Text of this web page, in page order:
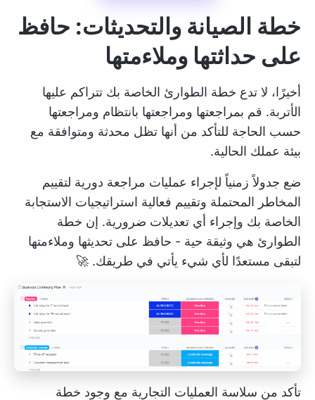
خطة الصيانة والتحديثات: حافظ
على حداثتها وملاءمتها
أخيرًا، لا تدع خطة الطوارئ الخاصة بك تتراكم عليها
الأتربة. قم بمراجعتها ومراجعتها بانتظام ومراجعتها
حسب الحاجة للتأكد من أنها تظل محدثة ومتوافقة مع
بيئة عملك الحالية.
ضع جدولاً زمنياً لإجراء عمليات مراجعة دورية لتقييم
المخاطر المحتملة وتقييم فعالية استراتيجيات الاستجابة
الخاصة بك وإجراء أي تعديلات ضرورية. إن خطة
الطوارئ هي وثيقة حية - حافظ على تحديثها وملاءمتها
لتبقى مستعدًا لأي شيء يأتي في طريقك. 🚀
تأكد من سلاسة العمليات التجارية مع وجود خطة